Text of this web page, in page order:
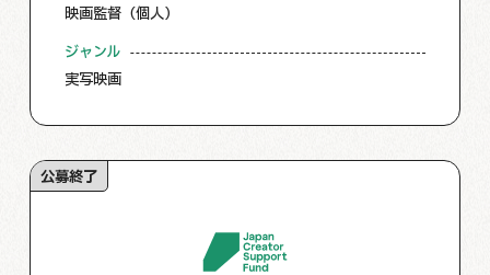
映画監督（個人）
ジャンル
実写映画
公募終了